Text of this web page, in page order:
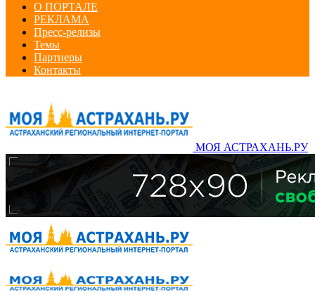
О ПОРТАЛЕ
РЕКЛАМА
Пресс-релизы
Темы
Партнеры
Контакты
МОЯ АСТРАХАНЬ.РУ